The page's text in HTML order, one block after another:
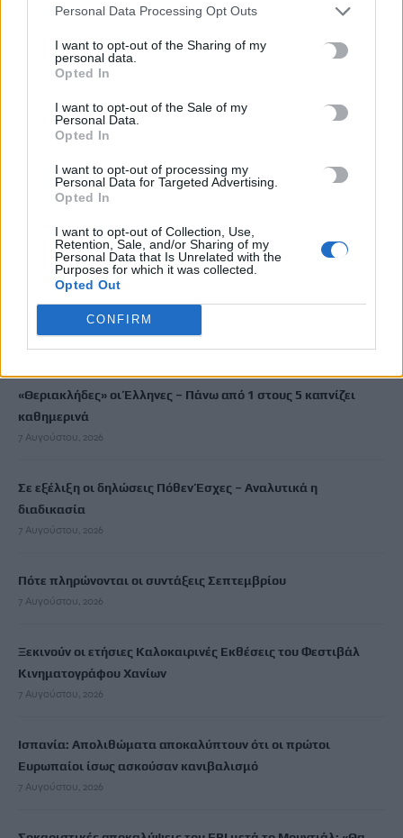
Personal Data Processing Opt Outs
I want to opt-out of the Sharing of my
personal data.
Opted In
I want to opt-out of the Sale of my
Personal Data.
Opted In
I want to opt-out of processing my
Personal Data for Targeted Advertising.
Opted In
I want to opt-out of Collection, Use,
Retention, Sale, and/or Sharing of my
Personal Data that Is Unrelated with the
Purposes for which it was collected.
Opted Out
CONFIRM
3 Ιουνίου, 2026
ΕΠΌΜΕΝΟ
Θεσσαλονίκη είχε... κάνναβη -
Χειροπέδες στους νεαρούς
3 Ιουνίου, 2026
Μην χάνεις είδηση. Βάλε τοCRETA24
Google
ΠΡΟΣΘΕΣΕ ΤΟ
ΡΟΗ ΕΙΔΗΣΕΩΝ
«Θεριακλήδες» οι Έλληνες – Πάνω από 1 στους 5 καπνίζει
καθημερινά
7 Αυγούστου, 2026
Σε εξέλιξη οι δηλώσεις Πόθεν Έσχες – Αναλυτικά η
διαδικασία
7 Αυγούστου, 2026
Πότε πληρώνονται οι συντάξεις Σεπτεμβρίου
7 Αυγούστου, 2026
Ξεκινούν οι ετήσιες Καλοκαιρινές Εκθέσεις του Φεστιβάλ
Κινηματογράφου Χανίων
7 Αυγούστου, 2026
Ισπανία: Απολιθώματα αποκαλύπτουν ότι οι πρώτοι
Ευρωπαίοι ίσως ασκούσαν κανιβαλισμό
7 Αυγούστου, 2026